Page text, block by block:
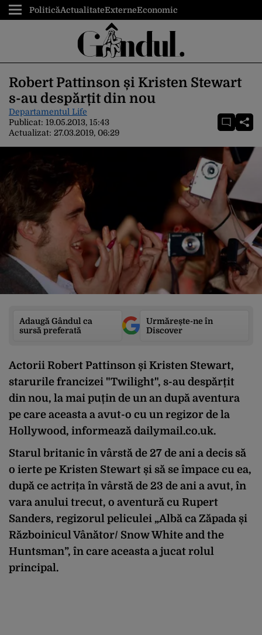
PoliticăActualitateExterneEconomic
Robert Pattinson și Kristen Stewart
s-au despărțit din nou
Departamentul Life
Publicat: 19.05.2013, 15:43
Actualizat: 27.03.2019, 06:29
Adaugă Gândul ca
sursă preferată
Urmărește-ne în
Discover
Actorii Robert Pattinson și Kristen Stewart,
starurile francizei "Twilight", s-au despărțit
din nou, la mai puțin de un an după aventura
pe care aceasta a avut-o cu un regizor de la
Hollywood, informează dailymail.co.uk.
Starul britanic în vârstă de 27 de ani a decis să
o ierte pe Kristen Stewart și să se împace cu ea,
după ce actrița în vârstă de 23 de ani a avut, în
vara anului trecut, o aventură cu Rupert
Sanders, regizorul peliculei „Albă ca Zăpada și
Războinicul Vânător/ Snow White and the
Huntsman”, în care aceasta a jucat rolul
principal.